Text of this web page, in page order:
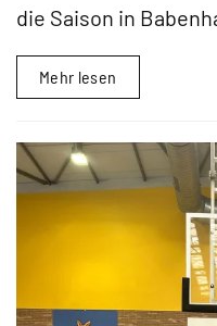
die Saison in
Mehr lesen